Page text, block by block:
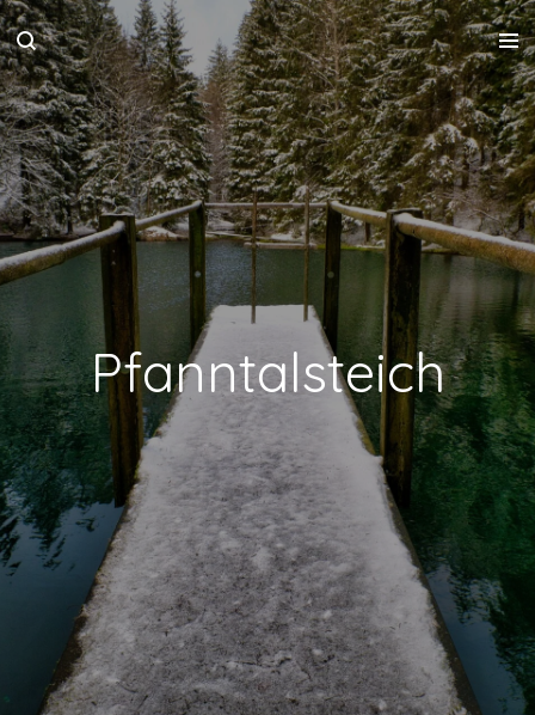
Zum
Hauptinhalt
springen
Pfanntalsteich